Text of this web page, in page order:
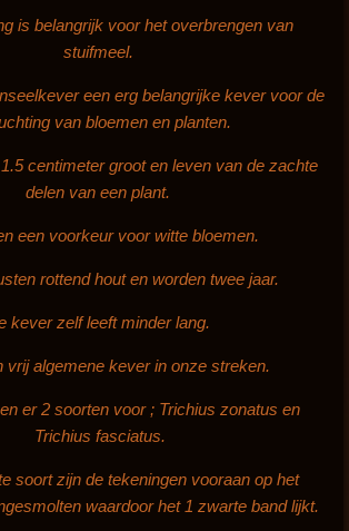
is belangrijk voor het overbrengen van
stuifmeel.
een erg belangrijke kever voor de
van bloemen en planten.
centimeter groot en leven van de zachte
delen van een plant.
een voorkeur voor witte bloemen.
rottend hout en worden twee jaar.
kever zelf leeft minder lang.
vrij algemene kever in onze streken.
er 2 soorten voor ; Trichius zonatus en
Trichius fasciatus.
soort zijn de tekeningen vooraan op het
waardoor het 1 zwarte band lijkt.